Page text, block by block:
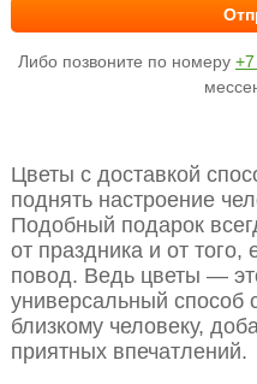
Либо позвоните по номеру
Цветы с доставкой
поднять настроение
Подобный подарок
от праздника и от
повод. Ведь цветы —
универсальный способ
близкому человеку,
приятных впечатлений.